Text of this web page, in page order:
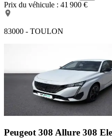
Prix du véhicule : 41 900 €
83000 - TOULON
Peugeot 308 Allure 308